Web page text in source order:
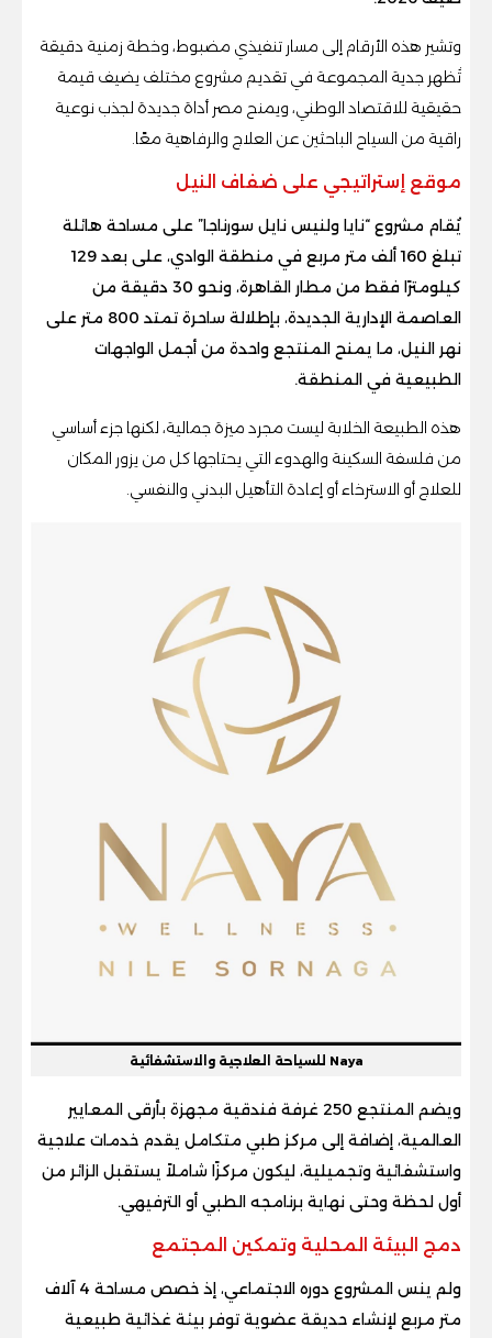
وتشير هذه الأرقام إلى مسار تنفيذي مضبوط، وخطة زمنية دقيقة
تُظهر جدية المجموعة في تقديم مشروع مختلف يضيف قيمة
حقيقية للاقتصاد الوطني، ويمنح مصر أداة جديدة لجذب نوعية
راقية من السياح الباحثين عن العلاج والرفاهية معًا.
موقع إستراتيجي على ضفاف النيل
يُقام مشروع “نايا ولنيس نايل سورناجا” على مساحة هائلة
تبلغ 160 ألف متر مربع في منطقة الوادي، على بعد 129
كيلومترًا فقط من مطار القاهرة، ونحو 30 دقيقة من
العاصمة الإدارية الجديدة، بإطلالة ساحرة تمتد 800 متر على
نهر النيل، ما يمنح المنتجع واحدة من أجمل الواجهات
الطبيعية في المنطقة.
هذه الطبيعة الخلابة ليست مجرد ميزة جمالية، لكنها جزء أساسي
من فلسفة السكينة والهدوء التي يحتاجها كل من يزور المكان
للعلاج أو الاسترخاء أو إعادة التأهيل البدني والنفسي.
Naya للسياحة العلاجية والاستشفائية
ويضم المنتجع 250 غرفة فندقية مجهزة بأرقى المعايير
العالمية، إضافة إلى مركز طبي متكامل يقدم خدمات علاجية
واستشفائية وتجميلية، ليكون مركزًا شاملاً يستقبل الزائر من
أول لحظة وحتى نهاية برنامجه الطبي أو الترفيهي.
دمج البيئة المحلية وتمكين المجتمع
ولم ينس المشروع دوره الاجتماعي، إذ خصص مساحة 4 آلاف
متر مربع لإنشاء حديقة عضوية توفر بيئة غذائية طبيعية